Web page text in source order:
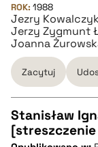
pobierz cytat
BIBTEX
pobierz cytat
ROK: 1988
Jezry Kowalczyk
Jerzy Zygmunt
Joanna
Zacytuj
CZYSTY TEKST
Stanisław